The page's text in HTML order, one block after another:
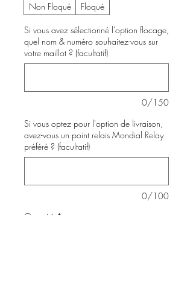
Non Floqué
Floqué
Si vous avez sélectionné l'option flocage,
quel nom & numéro souhaitez-vous sur
votre maillot ? (facultatif)
0/150
Si vous optez pour l'option de livraison,
avez-vous un point relais Mondial Relay
préféré ? (facultatif)
0/100
Quantité *